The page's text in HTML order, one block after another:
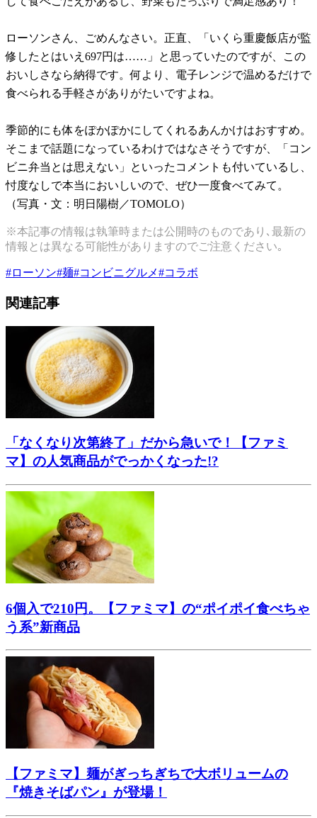
ローソンさん、ごめんなさい。正直、「いくら重慶飯店が監
修したとはいえ697円は……」と思っていたのですが、この
おいしさなら納得です。何より、電子レンジで温めるだけで
食べられる手軽さがありがたいですよね。
季節的にも体をぽかぽかにしてくれるあんかけはおすすめ。
そこまで話題になっているわけではなさそうですが、「コン
ビニ弁当とは思えない」といったコメントも付いているし、
忖度なしで本当においしいので、ぜひ一度食べてみて。
（写真・文：明日陽樹／TOMOLO）
※本記事の情報は執筆時または公開時のものであり､最新の
情報とは異なる可能性がありますのでご注意ください｡
#ローソン#麺#コンビニグルメ#コラボ
関連記事
「なくなり次第終了」だから急いで！【ファミ
マ】の人気商品がでっかくなった!?
6個入で210円。【ファミマ】の“ポイポイ食べちゃ
う系”新商品
【ファミマ】麺がぎっちぎちで大ボリュームの
『焼きそばパン』が登場！